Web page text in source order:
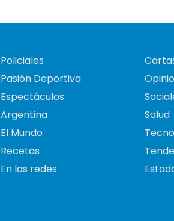
Policiales
Pasión Deportiva
Espectáculos
Argentina
El Mundo
Recetas
En las redes
Salud